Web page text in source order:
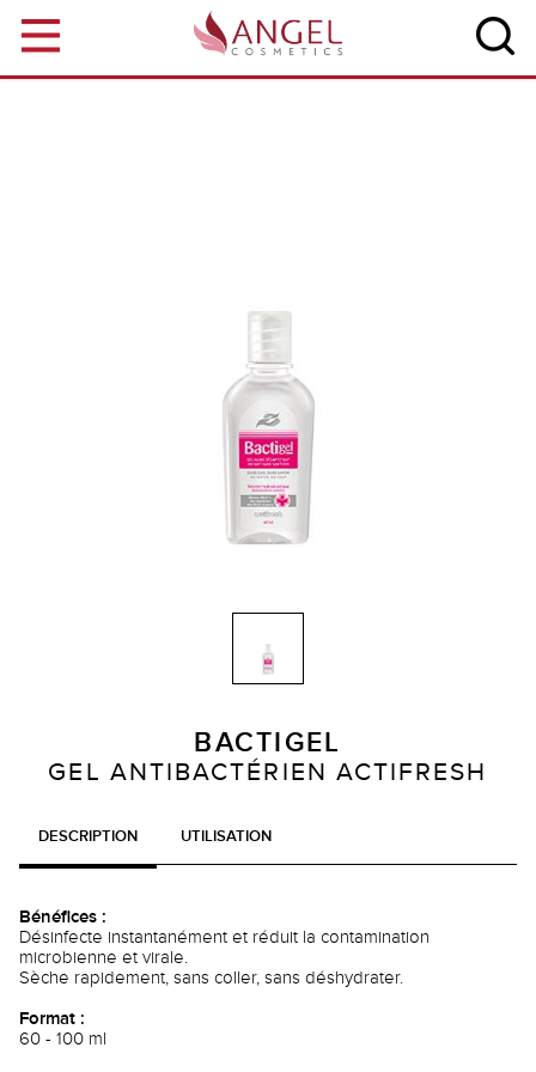
BACTIGEL
GEL ANTIBACTÉRIEN ACTIFRESH
DESCRIPTION UTILISATION
Bénéfices :
Désinfecte instantanément et réduit la contamination
microbienne et virale.
Sèche rapidement, sans coller, sans déshydrater.
Format :
60 - 100 ml